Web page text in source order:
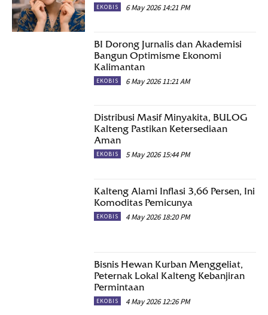
EKOBIS 6 May 2026 14:21 PM
BI Dorong Jurnalis dan Akademisi
Bangun Optimisme Ekonomi
Kalimantan
EKOBIS 6 May 2026 11:21 AM
Distribusi Masif Minyakita, BULOG
Kalteng Pastikan Ketersediaan
Aman
EKOBIS 5 May 2026 15:44 PM
Kalteng Alami Inflasi 3,66 Persen, Ini
Komoditas Pemicunya
EKOBIS 4 May 2026 18:20 PM
Bisnis Hewan Kurban Menggeliat,
Peternak Lokal Kalteng Kebanjiran
Permintaan
EKOBIS 4 May 2026 12:26 PM